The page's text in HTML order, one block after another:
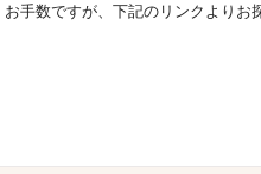
手数ですが、下記のリンクよりお